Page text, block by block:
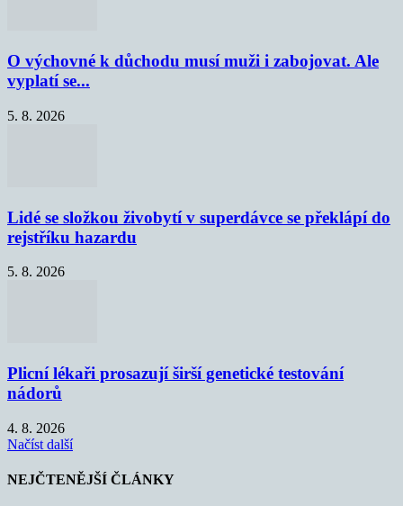
O výchovné k důchodu musí muži i zabojovat. Ale
vyplatí se...
5. 8. 2026
Lidé se složkou živobytí v superdávce se překlápí do
rejstříku hazardu
5. 8. 2026
Plicní lékaři prosazují širší genetické testování
nádorů
4. 8. 2026
Načíst další
NEJČTENĚJŠÍ ČLÁNKY